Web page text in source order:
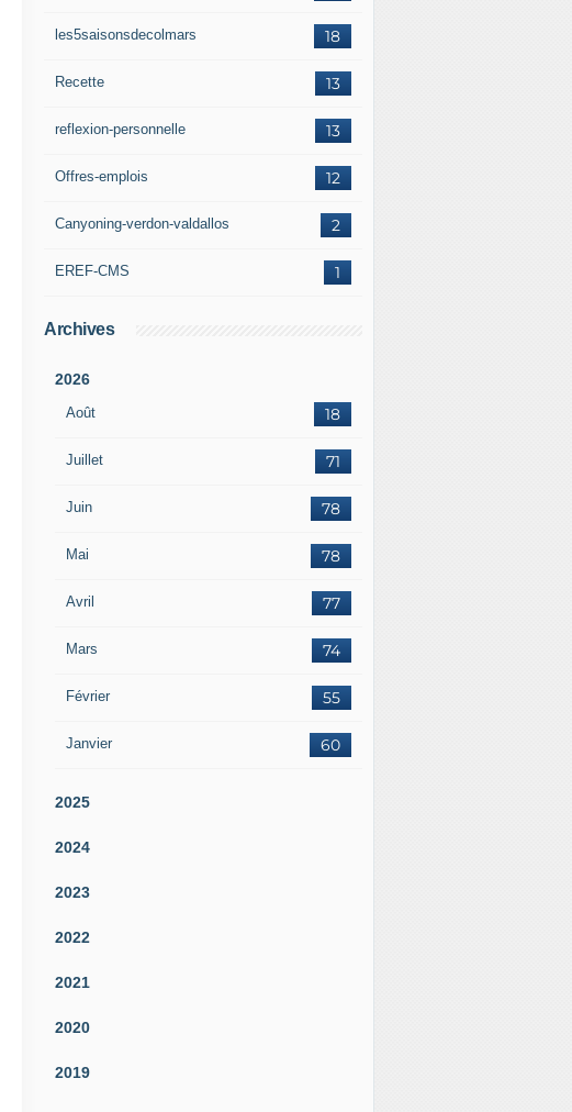
18
les5saisonsdecolmars
13
Recette
13
reflexion-personnelle
12
Offres-emplois
2
Canyoning-verdon-valdallos
1
EREF-CMS
Archives
2026
Août 18
Juillet 71
Juin 78
Mai 78
Avril 77
Mars 74
Février 55
Janvier 60
2025
2024
2023
2022
2021
2020
2019